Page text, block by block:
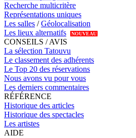
Recherche multicritère
Représentations uniques
Les salles /Géolocalisation
Les lieux alternatifs
NOUVEAU
CONSEILS / AVIS
La sélection Tatouvu
Le classement des adhérents
Le Top 20 des réservations
Nous avons vu pour vous
Les derniers commentaires
RÉFÉRENCE
Historique des articles
Historique des spectacles
Les artistes
AIDE